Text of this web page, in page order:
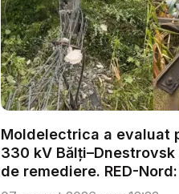
Moldelectrica a evaluat
330 kV
de remediere. RED-
nu...